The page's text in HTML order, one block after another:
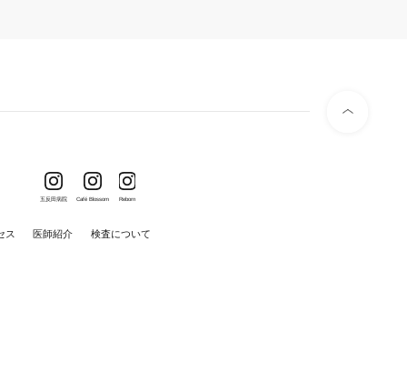
五反田病院 Café Blossom Reborn
ス 医師紹介 検査について